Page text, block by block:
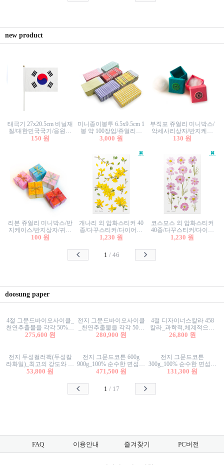
new product
태극기 27x20.5cm 비닐재
질/대한민국국기/응원깃
발/행사깃발
150 원
미니종이봉투 6.5x9.5cm 1
봉 약 100장입/쥬얼리봉
투/증명사진봉투/악세사
3,000 원
부직포 쥬얼리 미니박스/
악세사리상자/반지케이
스/반지상자/귀걸이상자/
130 원
리본 쥬얼리 미니박스/반
지케이스/반지상자/귀걸
이상자/귀걸이박스/악세
100 원
개나리 외 압화스티커 40
종/다꾸스티커/다이어리
꾸미기/꽃스티커/자연물
1,230 원
코스모스 외 압화스티커
40종/다꾸스티커/다이어
리꾸미기/꽃스티커/자연
1,230 원
1 /46
doosung paper
4절 그문드바이오사이클_
천연추출물을 각각 50%이
상 함유한 친환경그래픽
275,600 원
전지 그문드바이오사이클
_천연추출물을 각각 50%
이상 함유한 친환경그래
280,900 원
4절 디자이너스칼라 458
칼라_과학적,체계적으로
분류된 200색을 갖춘 색지
26,800 원
전지 두성컬러팩(두성칼
라화일)_최고의 강도와 평
활성을 지닌 다양한 컬러
53,800 원
전지 그문드코튼 600g
900g_100% 순수한 면섬유
로 만든 친환경프리미엄
471,500 원
전지 그문드코튼
300g_100% 순수한 면섬유
로 만든 친환경프리미엄
131,300 원
1 / 17
FAQ 이용안내 즐겨찾기 PC버전